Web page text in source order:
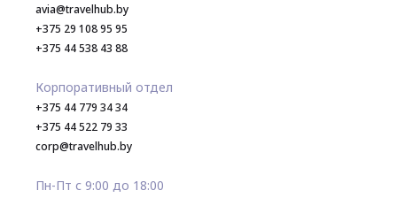
avia@travelhub.by
+375 29 108 95 95
+375 44 538 43 88
Корпоративный отдел
+375 44 779 34 34
+375 44 522 79 33
corp@travelhub.by
Пн-Пт с 9:00 до 18:00